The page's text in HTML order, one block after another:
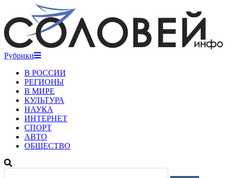
Рубрики
В РОССИИ
РЕГИОНЫ
В МИРЕ
КУЛЬТУРА
НАУКА
ИНТЕРНЕТ
СПОРТ
АВТО
ОБЩЕСТВО